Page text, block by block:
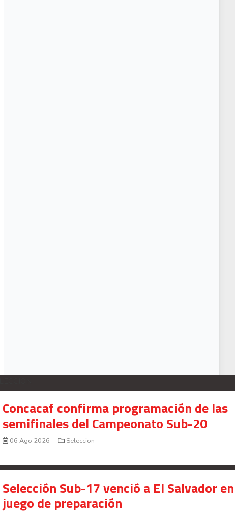
Raquel Rodríguez se corona campeona de la Challenge Cup en
Concacaf confirma programación de las
semifinales del Campeonato Sub-20
06 Ago 2026 Seleccion
Selección Sub-17 venció a El Salvador en
juego de preparación